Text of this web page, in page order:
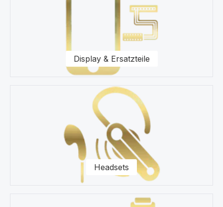
Gerne steht Ihnen unser Kundenservice bezüglich
Fragen zu unseren Ersatzteilen für Ihr Sony Xperia XZ2
Compact Smartphone zur Seite.
Display & Ersatzteile
Headsets